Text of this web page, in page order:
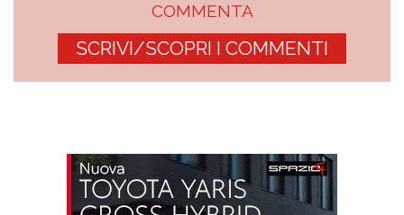
COMMENTA
SCRIVI/SCOPRI I COMMENTI